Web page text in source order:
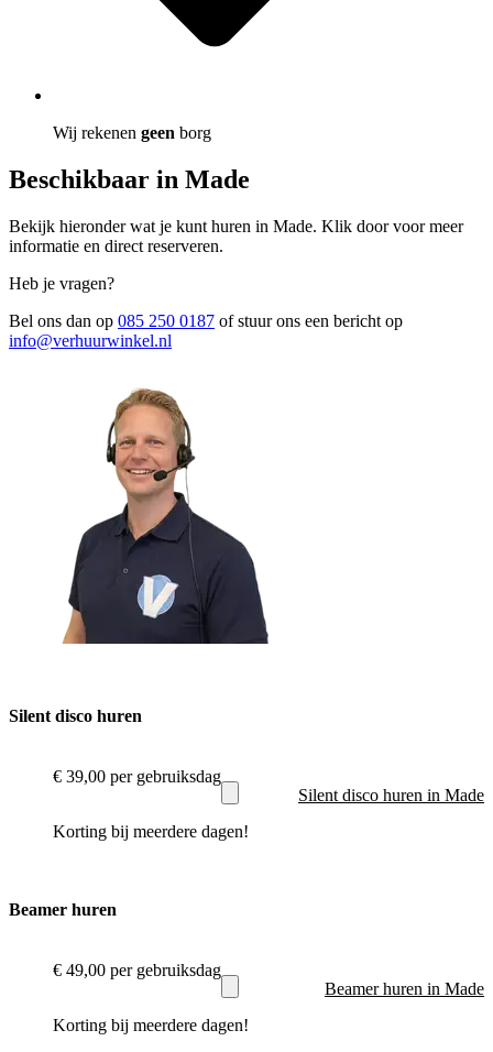
Wij rekenen geen borg
Beschikbaar in Made
Bekijk hieronder wat je kunt huren in Made. Klik door voor meer
informatie en direct reserveren.
Heb je vragen?
Bel ons dan op 085 250 0187 of stuur ons een bericht op
info@verhuurwinkel.nl
Silent disco huren
€ 39,00 per gebruiksdag
Korting bij meerdere dagen!
Silent disco huren in Made
Beamer huren
€ 49,00 per gebruiksdag
Korting bij meerdere dagen!
Beamer huren in Made